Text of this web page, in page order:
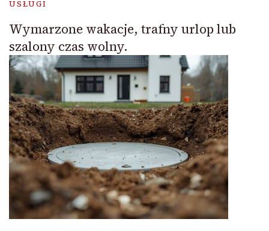
USŁUGI
Wymarzone wakacje, trafny urlop lub
szalony czas wolny.